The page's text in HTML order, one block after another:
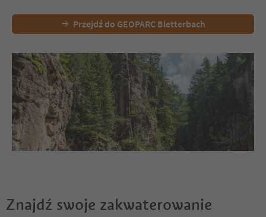
Przejdź do GEOPARC Bletterbach
Znajdź swoje zakwaterowanie